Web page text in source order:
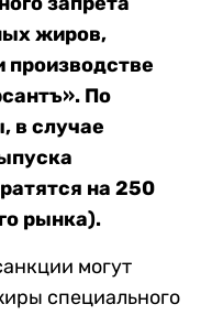
жиров,
производстве
По
в случае
на 250
рынка).
могут
специального